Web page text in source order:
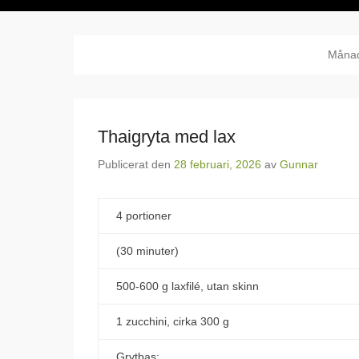
Thaigryta med lax
Publicerat den 28 februari, 2026 av Gunnar
4 portioner
(30 minuter)
500-600 g laxfilé, utan skinn
1 zucchini, cirka 300 g